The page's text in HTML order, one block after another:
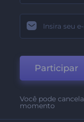
Participar
Você pode
momento